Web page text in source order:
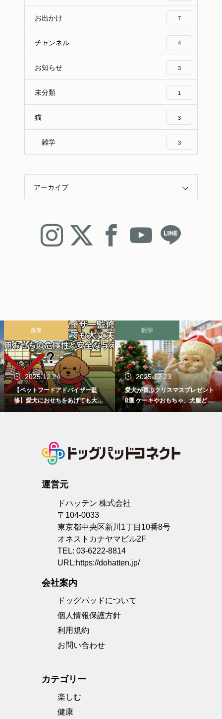
お出かけ 7
チャンネル 4
お知らせ 3
未分類 1
猫 3
雑学 3
アーカイブ
食事
2025.12.24
【ペットフードアドバイザー監
修】愛犬におせちをあげても大丈
夫？人間用おせちの危険性と安全
雑学
2025.12.23
愛犬が喜ぶクリスマスプレゼント
8選 ケーキやおもちゃ、犬服どれ
にする？
運営元
ドハッテン 株式会社
〒104-0033
東京都中央区新川1丁目10番8号
オネストカナヤマビル2F
TEL: 03-6222-8814
URL:https://dohatten.jp/
会社案内
ドッグパッドについて
個人情報保護方針
利用規約
お問い合わせ
カテゴリー
楽しむ
健康